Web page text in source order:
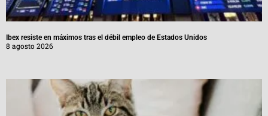
Ibex resiste en máximos tras el débil empleo de Estados Unidos
8 agosto 2026